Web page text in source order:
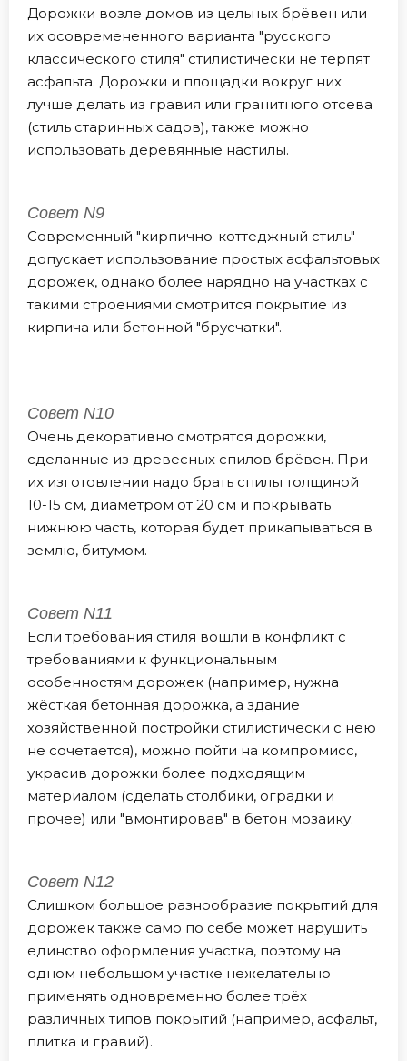
Дорожки возле домов из цельных брёвен или
их осовремененного варианта "русского
классического стиля" стилистически не терпят
асфальта. Дорожки и площадки вокруг них
лучше делать из гравия или гранитного отсева
(стиль старинных садов), также можно
использовать деревянные настилы.
Совет N9
Современный "кирпично-коттеджный стиль"
допускает использование простых асфальтовых
дорожек, однако более нарядно на участках с
такими строениями смотрится покрытие из
кирпича или бетонной "брусчатки".
Совет N10
Очень декоративно смотрятся дорожки,
сделанные из древесных спилов брёвен. При
их изготовлении надо брать спилы толщиной
10-15 см, диаметром от 20 см и покрывать
нижнюю часть, которая будет прикапываться в
землю, битумом.
Совет N11
Если требования стиля вошли в конфликт с
требованиями к функциональным
особенностям дорожек (например, нужна
жёсткая бетонная дорожка, а здание
хозяйственной постройки стилистически с нею
не сочетается), можно пойти на компромисс,
украсив дорожки более подходящим
материалом (сделать столбики, оградки и
прочее) или "вмонтировав" в бетон мозаику.
Совет N12
Слишком большое разнообразие покрытий для
дорожек также само по себе может нарушить
единство оформления участка, поэтому на
одном небольшом участке нежелательно
применять одновременно более трёх
различных типов покрытий (например, асфальт,
плитка и гравий).